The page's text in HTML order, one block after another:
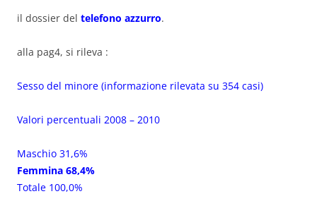
il dossier del telefono azzurro.
alla pag4, si rileva :
Sesso del minore (informazione rilevata su 354 casi)
Valori percentuali 2008 – 2010
Maschio 31,6%
Femmina 68,4%
Totale 100,0%